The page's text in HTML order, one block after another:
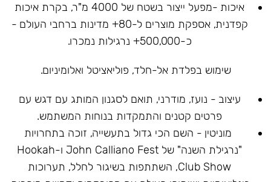
איכות -מפעל ייצור בשטח של 4000 מ"ר, בקרת איכות
קפדנית, אספקת מוצרים ל-80+ מדינות ברחבי העולם -
כ-500,000+ נרגילות נמכרו.
שימוש בפלדת אל-חלד, פוליאציטל ואלומיניום.
עיצוב - נועז, מודרני, תואם לסגנון המותג עם דגש עם
פרטים קטנים והתמקדות בנוחות המשתמש.
מוניטין - השם הכי גדול בתעשייה, זוכה בתחרויות
"נרגילת השנה" של John Calliano Fest ו-Hookah
Club Show, השתתפות בשיגור לחלל, תערוכות